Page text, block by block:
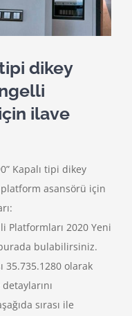
dikey
ilave
Kapalı tipi dikey
asansörü için
Platformları 2020 Yeni
bulabilirsiniz.
35.735.1280 olarak
sırası ile